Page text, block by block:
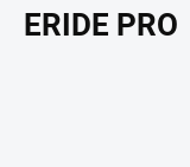
ERIDE PRO